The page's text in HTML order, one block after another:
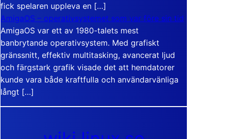
fick spelaren uppleva en […]
AmigaOS – operativsystemet som var före sin tid
AmigaOS var ett av 1980-talets mest
banbrytande operativsystem. Med grafiskt
gränssnitt, effektiv multitasking, avancerat ljud
och färgstark grafik visade det att hemdatorer
kunde vara både kraftfulla och användarvänliga
långt […]